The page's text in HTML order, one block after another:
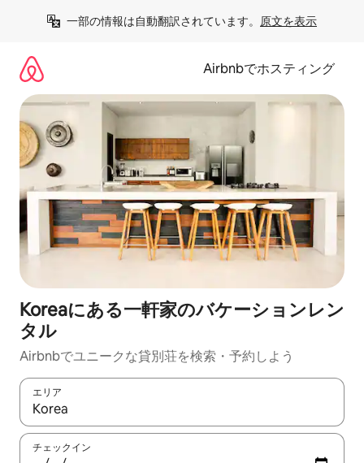
一部の情報は自動翻訳されています。 原文を表示
Airbnbでホスティング
Koreaにある一軒家のバケーションレン
タル
Airbnbでユニークな貸別荘を検索・予約しよう
エリア
検索結果が表示されたら、上下の矢印キーを使って移動するか
チェックイン